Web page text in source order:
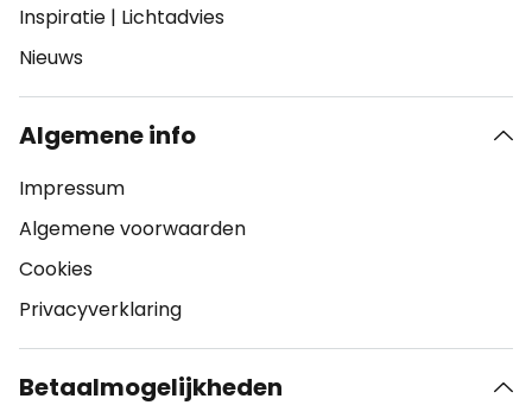
Inspiratie | Lichtadvies
Nieuws
Algemene info
Impressum
Algemene voorwaarden
Cookies
Privacyverklaring
Betaalmogelijkheden